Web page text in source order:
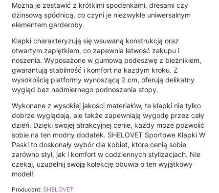
Można je zestawić z krótkimi spodenkami, dresami czy
dżinsową spódnicą, co czyni je niezwykle uniwersalnym
elementem garderoby.
Klapki charakteryzują się wsuwaną konstrukcją oraz
otwartym zapiętkiem, co zapewnia łatwość zakupu i
noszenia. Wyposażone w gumową podeszwę z bieżnikiem,
gwarantują stabilność i komfort na każdym kroku. Z
wysokością platformy wynoszącą 2 cm, oferują delikatny
wygląd bez nadmiernego podnoszenia stopy.
Wykonane z wysokiej jakości materiałów, te klapki nie tylko
dobrze wyglądają, ale także zapewniają wygodę przez cały
dzień. Dzięki swojej atrakcyjnej cenie, każdy może pozwolić
sobie na ten modny dodatek. SHELOVET Sportowe Klapki W
Paski to doskonały wybór dla kobiet, które cenią sobie
zarówno styl, jak i komfort w codziennych stylizacjach. Nie
czekaj, uzupełnij swoją kolekcję obuwia o ten wyjątkowy
model!
Producent: SHELOVET